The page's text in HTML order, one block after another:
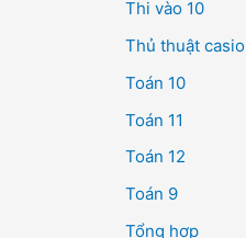
Thi vào 10
Thủ thuật casio
Toán 10
Toán 11
Toán 12
Toán 9
Tổng hợp